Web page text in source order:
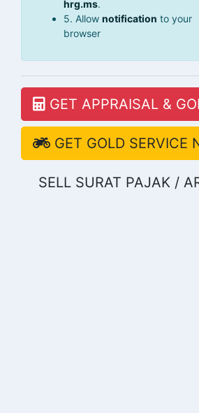
hrg.ms.
5. Allow notification to your
browser
GET APPRAISAL &
GET GOLD SERVICE
SELL SURAT PAJAK /